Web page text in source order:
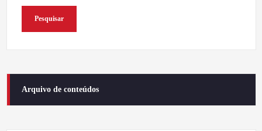
Pesquisar
Arquivo de conteúdos